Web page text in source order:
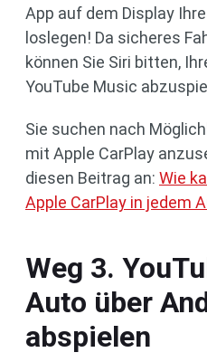
App auf dem Display
loslegen! Da sicheres
können Sie Siri bitten,
YouTube Music
Sie suchen nach
mit Apple CarPlay
diesen Beitrag an: Wie
Apple CarPlay in jedem
Weg 3.
Auto über
abspielen